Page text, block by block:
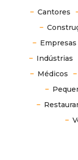
Cantores
Empresas
Indústrias
Médicos